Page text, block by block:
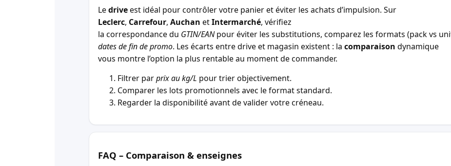
Ledriveest idéal pour contrôler votre panier et éviter les achats d’impulsion. Sur
Leclerc, Carrefour, Auchan etIntermarché, vérifiez
la correspondance du GTIN/EANpour éviter les substitutions, comparez les formats (pack vs
dates de fin de promo. Les écarts entre drive et magasin existent : la comparaison dynamique
vous montre l’option la plus rentable au moment de commander.
Filtrer parprix au kg/L pour trier objectivement.
Comparer les lots promotionnels avec le format standard.
Regarder la disponibilité avant de valider votre créneau.
FAQ – Comparaison & enseignes